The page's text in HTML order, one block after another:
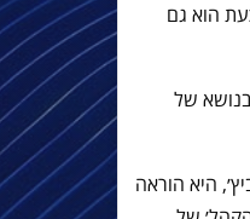
הוא גם
של
היא הוראה